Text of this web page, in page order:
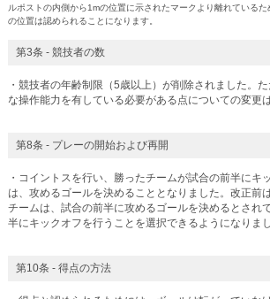
ルポストの内側から1mの位置に示されたマークより離れている
の位置は認められることになります。
第3条 - 競技者の数
・競技者の年齢制限（5歳以上）が削除されました。
な操作能力を有している必要がある点についての変更
第8条 - プレーの開始および再開
・コイントスを行い、勝ったチームが試合の前半にキ
は、攻めるゴールを決めることとなりました。改正前
チームは、試合の前半に攻めるゴールを決めるとされ
半にキックオフを行うことを選択できるようになりまし
第10条 - 得点の方法